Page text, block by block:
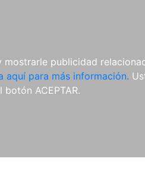
publicidad
aquí para más información.
ACEPTAR.
REVISTAS
CDS Y
DVDS